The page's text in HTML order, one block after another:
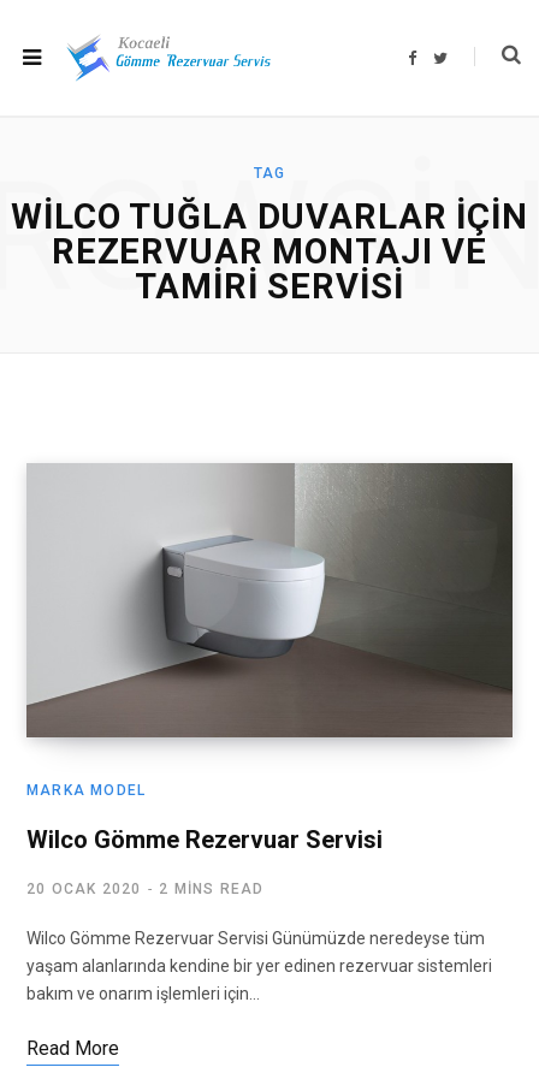
F
T
TAG
WILCO TUĞLA DUVARLAR IÇIN
REZERVUAR MONTAJI VE
TAMIRI SERVISI
MARKA MODEL
Wilco Gömme Rezervuar Servisi
20 OCAK 2020 2 MINS READ
Wilco Gömme Rezervuar Servisi Günümüzde neredeyse tüm
yaşam alanlarında kendine bir yer edinen rezervuar sistemleri
bakım ve onarım işlemleri için…
Read More